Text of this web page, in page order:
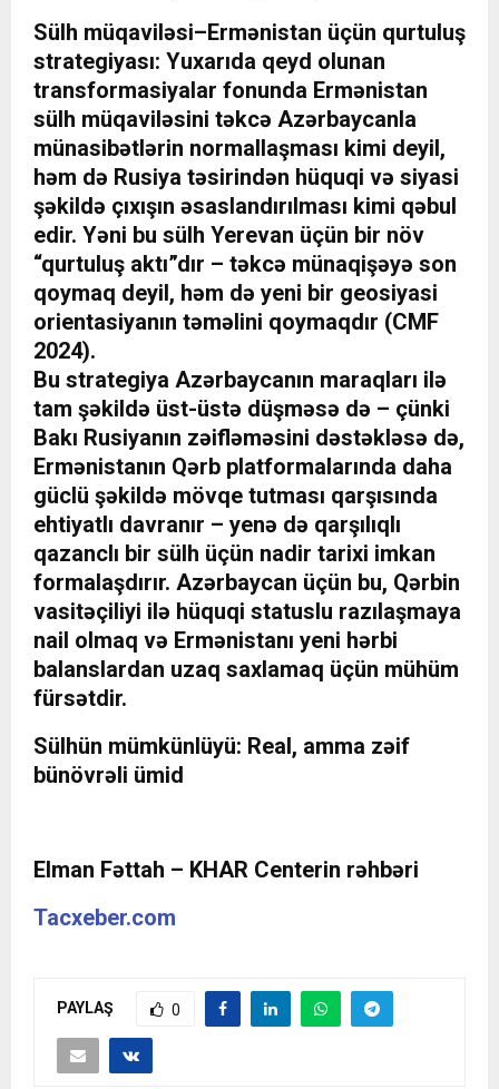
Sülh müqaviləsi–Ermənistan üçün qurtuluş
strategiyası: Yuxarıda qeyd olunan
transformasiyalar fonunda Ermənistan
sülh müqaviləsini təkcə Azərbaycanla
münasibətlərin normallaşması kimi deyil,
həm də Rusiya təsirindən hüquqi və siyasi
şəkildə çıxışın əsaslandırılması kimi qəbul
edir. Yəni bu sülh Yerevan üçün bir növ
“qurtuluş aktı”dır – təkcə münaqişəyə son
qoymaq deyil, həm də yeni bir geosiyasi
orientasiyanın təməlini qoymaqdır (CMF
2024).
Bu strategiya Azərbaycanın maraqları ilə
tam şəkildə üst-üstə düşməsə də – çünki
Bakı Rusiyanın zəifləməsini dəstəkləsə də,
Ermənistanın Qərb platformalarında daha
güclü şəkildə mövqe tutması qarşısında
ehtiyatlı davranır – yenə də qarşılıqlı
qazanclı bir sülh üçün nadir tarixi imkan
formalaşdırır. Azərbaycan üçün bu, Qərbin
vasitəçiliyi ilə hüquqi statuslu razılaşmaya
nail olmaq və Ermənistanı yeni hərbi
balanslardan uzaq saxlamaq üçün mühüm
fürsətdir.
Sülhün mümkünlüyü: Real, amma zəif
bünövrəli ümid
Elman Fəttah – KHAR Centerin rəhbəri
Tacxeber.com
PAYLAŞ 0